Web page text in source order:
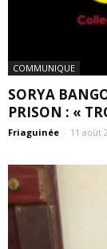
COMMUNIQUE
SORYA
PRISON : «
Friaguinée - 11 août